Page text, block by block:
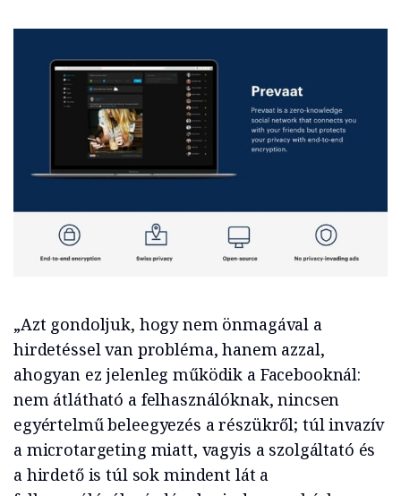
„Azt gondoljuk, hogy nem önmagával a
hirdetéssel van probléma, hanem azzal,
ahogyan ez jelenleg működik a Facebooknál:
nem átlátható a felhasználóknak, nincsen
egyértelmű beleegyezés a részükről; túl invazív
a microtargeting miatt, vagyis a szolgáltató és
a hirdető is túl sok mindent lát a